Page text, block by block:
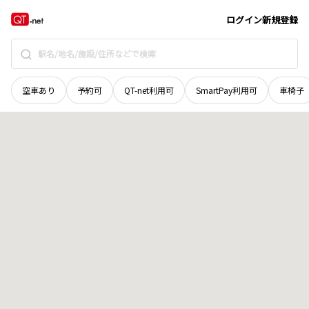
ログイン新規登録
空車あり 予約可 QT-net利用可 SmartPay利用可 車椅子
茨城県